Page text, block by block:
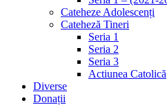
Cateheze Adolescenți
Cateheză Tineri
Seria 1
Seria 2
Seria 3
Actiunea Catolică
Diverse
Donații